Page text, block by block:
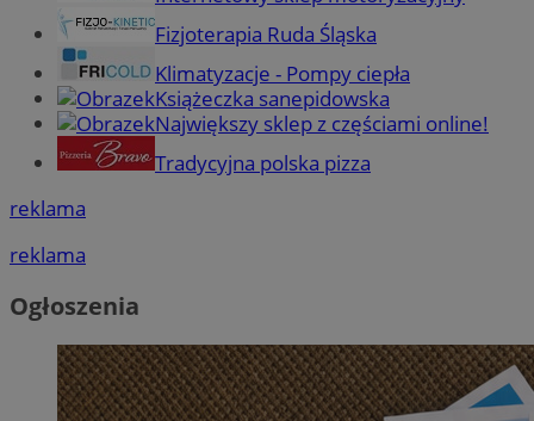
Fizjoterapia Ruda Śląska
Klimatyzacje - Pompy ciepła
Książeczka sanepidowska
Największy sklep z częściami online!
Tradycyjna polska pizza
reklama
reklama
Ogłoszenia